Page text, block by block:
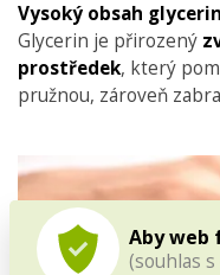
Aby web
(souhlas
Vysoký obsah
Glycerin je přirozený
prostředek, který
pružnou, zároveň